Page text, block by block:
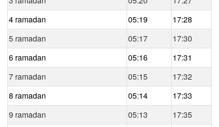
4 ramadan
05:19
17:28
5 ramadan
05:17
17:30
6 ramadan
05:16
17:31
7 ramadan
05:15
17:32
8 ramadan
05:14
17:33
9 ramadan
05:13 17:35